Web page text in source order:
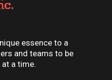
essence to a
and teams to be
a time.